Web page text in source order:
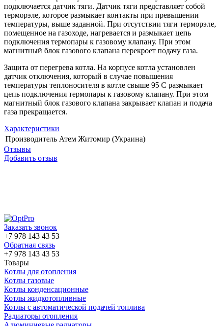
подключается датчик тяги. Датчик тяги представляет собой
терморэле, которое размыкает контакты при превышении
температуры, выше заданной. При отсутствии тяги терморэле,
помещенное на газоходе, нагревается и размыкает цепь
подключения термопары к газовому клапану. При этом
магнитный блок газового клапана перекроет подачу газа.
Защита от перегрева котла. На корпусе котла установлен
датчик отключения, который в случае повышения
температуры теплоносителя в котле свыше 95 С размыкает
цепь подключения термопары к газовому клапану. При этом
магнитный блок газового клапана закрывает клапан и подача
газа прекращается.
Характеристики
Производитель Атем Житомир (Украина)
Отзывы
Добавить отзыв
Заказать звонок
+7 978 143 43 53
Обратная связь
+7 978 143 43 53
Товары
Котлы для отопления
Котлы газовые
Котлы конденсационные
Котлы жидкотопливные
Котлы с автоматической подачей топлива
Радиаторы отопления